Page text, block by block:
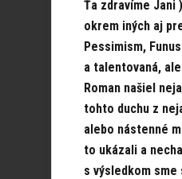
Ťa zdravíme Jani
okrem iných aj
Pessimism,
a talentovaná,
Roman našiel
tohto duchu z
alebo nástenné
to ukázali a
s výsledkom sme